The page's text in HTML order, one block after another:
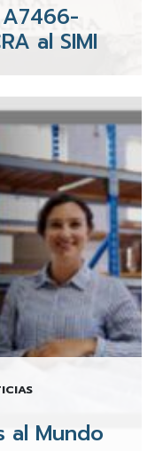
al SIMI
al Mundo